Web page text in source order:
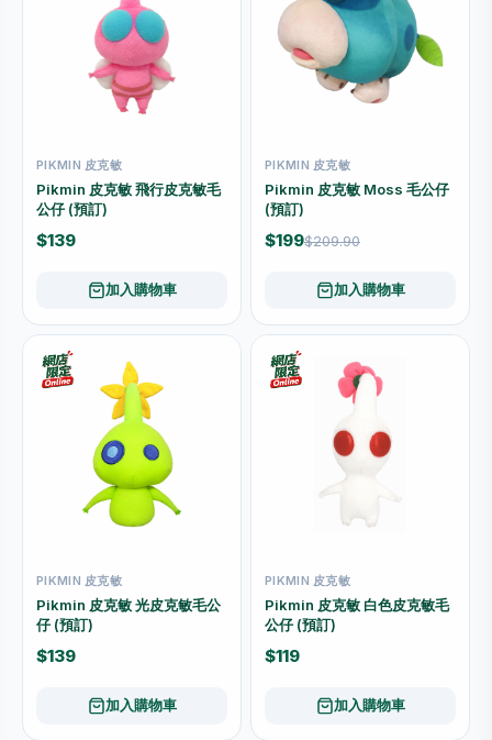
PIKMIN 皮克敏
Pikmin 皮克敏 飛行皮克敏毛
公仔 (預訂)
$139
加入購物車
PIKMIN 皮克敏
Pikmin 皮克敏 Moss 毛公仔
(預訂)
$199$209.90
加入購物車
PIKMIN 皮克敏
Pikmin 皮克敏 光皮克敏毛公
仔 (預訂)
$139
加入購物車
PIKMIN 皮克敏
Pikmin 皮克敏 白色皮克敏毛
公仔 (預訂)
$119
加入購物車